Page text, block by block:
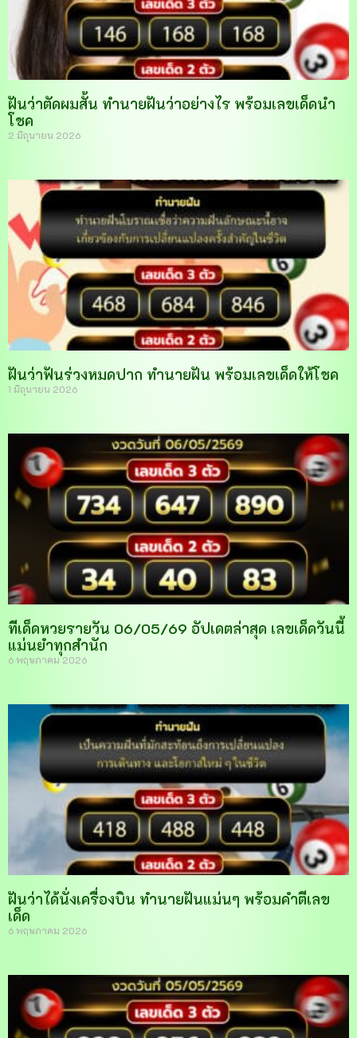
ฝันว่าตัดผมสั้น ทำนายฝันว่าอย่างไร พร้อมเลขเด็ดนำ
โชค
2 มิถุนายน 2026
ฝันว่าฟันร่วงหมดปาก ทำนายฝัน พร้อมเลขเด็ดให้โชค
1 มิถุนายน 2026
ทีเด็ดหวยรายวัน 06/05/69 อัปเดตล่าสุด เลขเด็ดวันนี้
แม่นยำทุกสำนัก
6 พฤษภาคม 2026
ฝันว่าได้นั่งเครื่องบิน ทำนายฝันแม่นๆ พร้อมคำตีเลข
เด็ด
6 พฤษภาคม 2026